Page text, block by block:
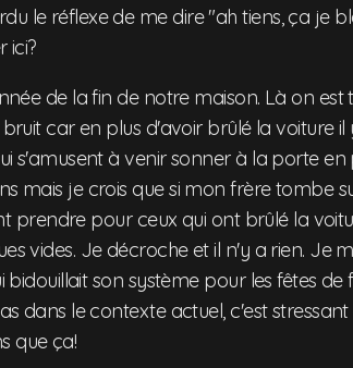
le réflexe de me dire "ah tiens, ça je
ici?
de la fin de notre maison. Là on
car en plus d'avoir brûlé la voiture il
s'amusent à venir sonner à la porte
mais je crois que si mon frère tombe
prendre pour ceux qui ont brûlé la
vides. Je décroche et il n'y a rien. Je
bidouillait son système pour les fêtes
dans le contexte actuel, c'est
que ça!